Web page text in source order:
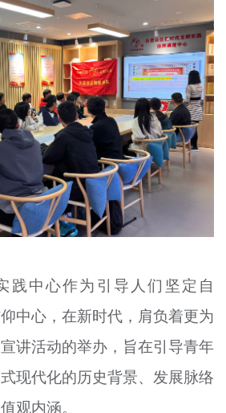
践中心作为引导人们坚定自
中心，在新时代，肩负着更为
讲活动的举办，旨在引导青年
现代化的历史背景、发展脉络
观内涵。